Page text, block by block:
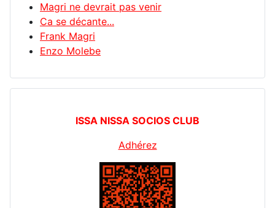
Magri ne devrait pas venir
Ca se décante...
Frank Magri
Enzo Molebe
ISSA NISSA SOCIOS CLUB
Adhérez